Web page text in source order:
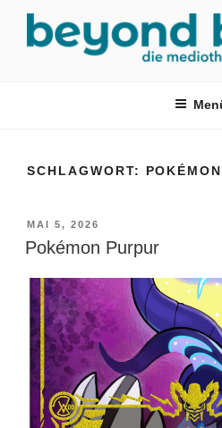
springen
SCHLAGWORT: POKÉMON
VERÖFFENTLICHT
AM
MAI 5, 2026
Pokémon Purpur